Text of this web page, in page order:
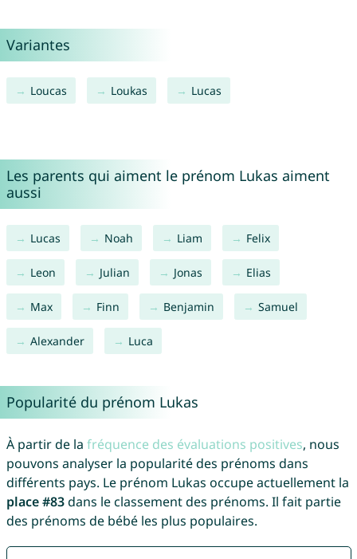
Variantes
Loucas Loukas Lucas
Les parents qui aiment le prénom Lukas aiment
aussi
Lucas Noah Liam Felix
Leon Julian Jonas Elias
Max Finn Benjamin Samuel
Alexander Luca
Popularité du prénom Lukas
À partir de la fréquence des évaluations positives, nous
pouvons analyser la popularité des prénoms dans
différents pays. Le prénom Lukas occupe actuellement la
place #83dans le classement des prénoms. Il fait partie
des prénoms de bébé les plus populaires.